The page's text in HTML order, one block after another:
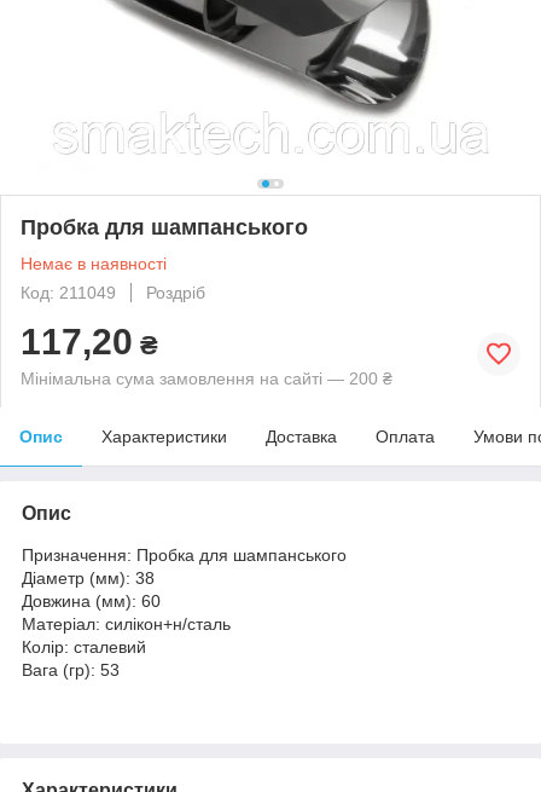
Пробка для шампанського
Немає в наявності
Код: 211049
Роздріб
117,20 ₴
Мінімальна сума замовлення на сайті — 200 ₴
Опис Характеристики Доставка Оплата Умови
Опис
Призначення: Пробка для шампанського
Діаметр (мм): 38
Довжина (мм): 60
Матеріал: силікон+н/сталь
Колір: сталевий
Вага (гр): 53